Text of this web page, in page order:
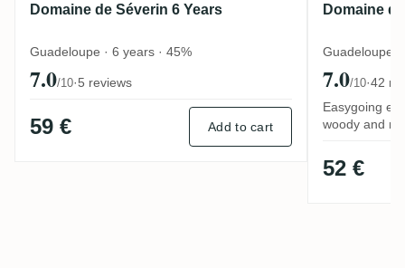
Domaine de Séverin 6 Years
Guadeloupe · 6 years · 45%
7.0/10·5 reviews
59 € Add to cart
Domaine
Guadeloupe
7.0/10·42
Easygoing
woody and
52 €